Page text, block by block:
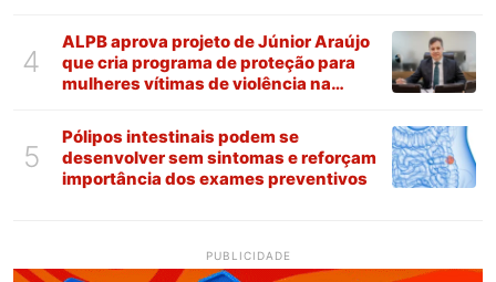
4
ALPB aprova projeto de Júnior Araújo
que cria programa de proteção para
mulheres vítimas de violência na
5
Pólipos intestinais podem se
desenvolver sem sintomas e reforçam
importância dos exames preventivos
PUBLICIDADE